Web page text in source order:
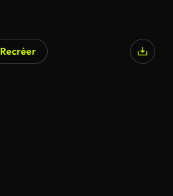
Recréer